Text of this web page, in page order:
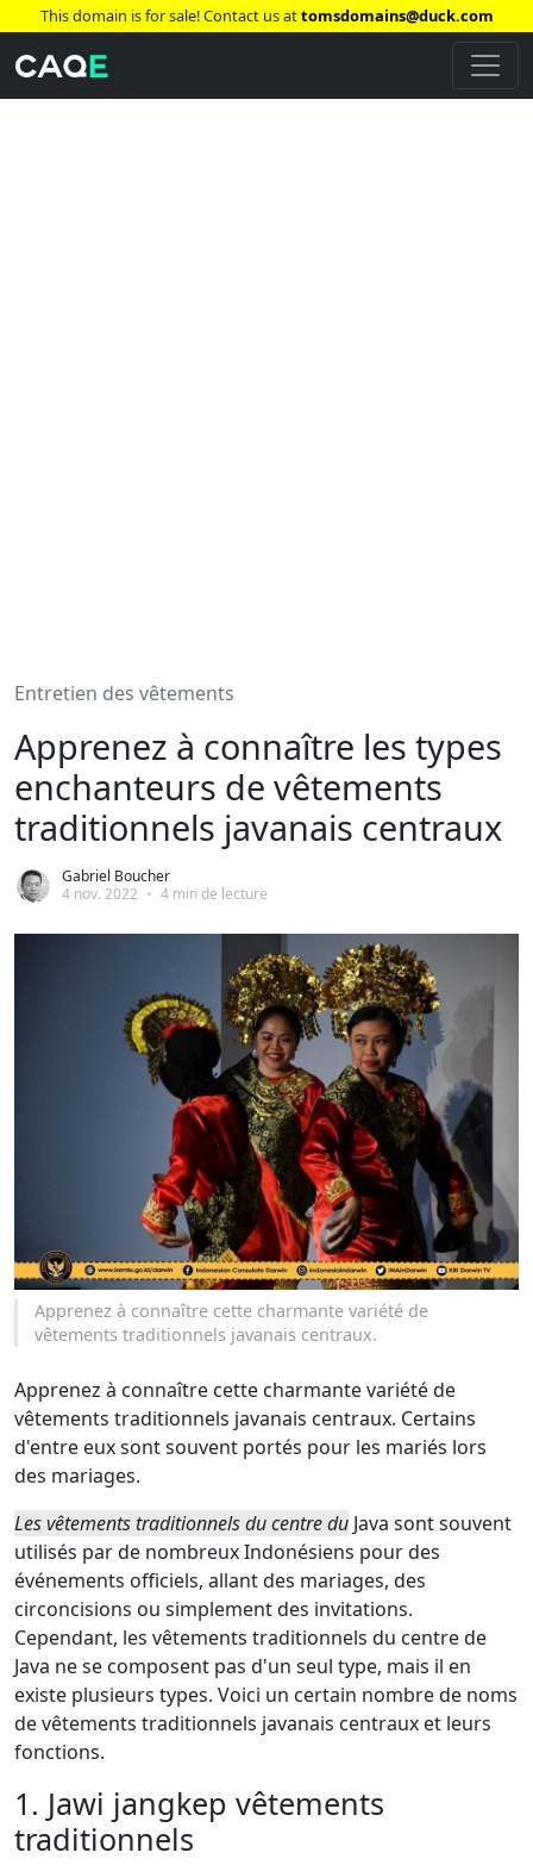
This domain is for sale! Contact us attomsdomains@duck.com
Entretien des vêtements
Apprenez à connaître les types
enchanteurs de vêtements
traditionnels javanais centraux
Gabriel Boucher
4 nov. 2022 • 4 min de lecture
Apprenez à connaître cette charmante variété de
vêtements traditionnels javanais centraux.
Apprenez à connaître cette charmante variété de
vêtements traditionnels javanais centraux. Certains
d'entre eux sont souvent portés pour les mariés lors
des mariages.
Les vêtements traditionnels du centre du Java sont souvent
utilisés par de nombreux Indonésiens pour des
événements officiels, allant des mariages, des
circoncisions ou simplement des invitations.
Cependant, les vêtements traditionnels du centre de
Java ne se composent pas d'un seul type, mais il en
existe plusieurs types. Voici un certain nombre de noms
de vêtements traditionnels javanais centraux et leurs
fonctions.
1. Jawi jangkep vêtements
traditionnels